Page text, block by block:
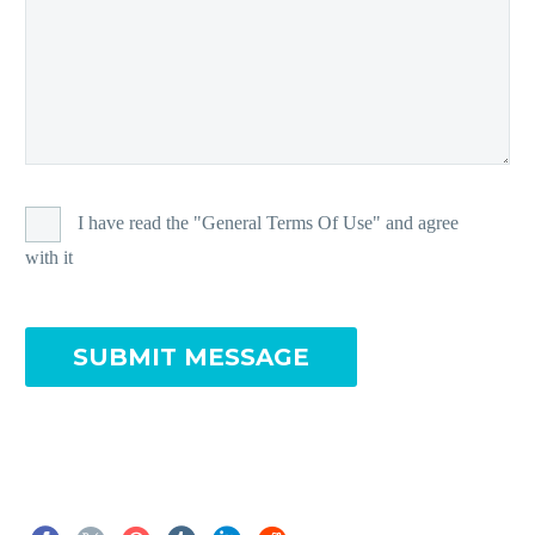
I have read the "General Terms Of Use" and agree
with it